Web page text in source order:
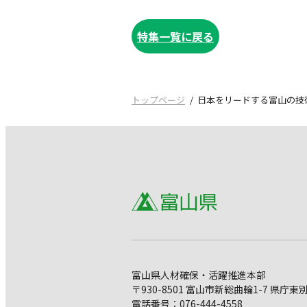
特集一覧に戻る
トップページ 日本をリードする富山の
富山県人材確保・活躍推進本部
〒930-8501 富山市新総曲輪1-7 県庁東
電話番号：076-444-4558